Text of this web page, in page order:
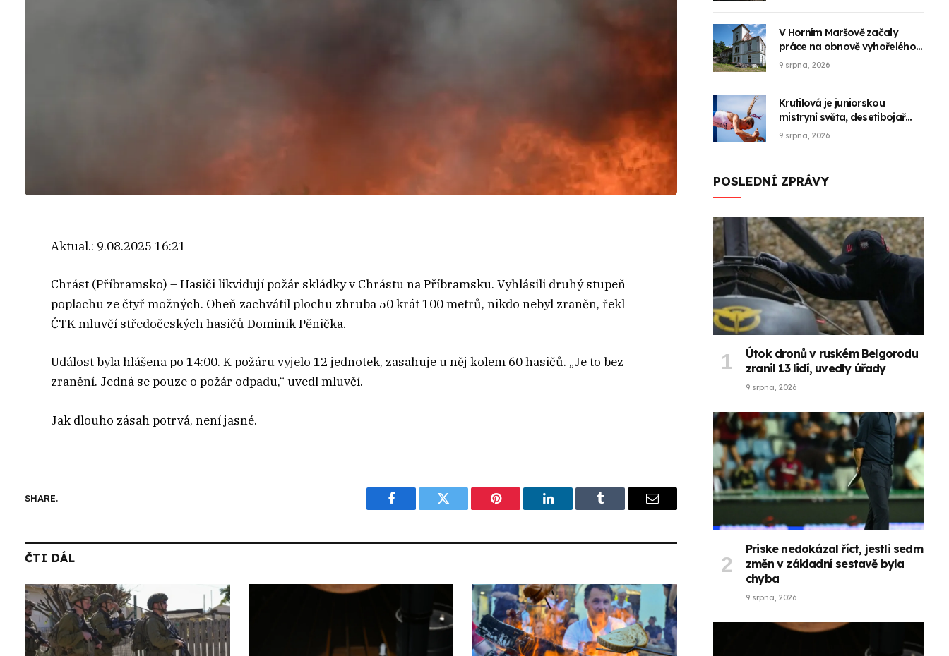
Aktual.: 9.08.2025 16:21
Chrást (Příbramsko) – Hasiči likvidují požár skládky v Chrástu na Příbramsku. Vyhlásili druhý stupeň
poplachu ze čtyř možných. Oheň zachvátil plochu zhruba 50 krát 100 metrů, nikdo nebyl zraněn, řekl
ČTK mluvčí středočeských hasičů Dominik Pěnička.
Událost byla hlášena po 14:00. K požáru vyjelo 12 jednotek, zasahuje u něj kolem 60 hasičů. „Je to bez
zranění. Jedná se pouze o požár odpadu,“ uvedl mluvčí.
Jak dlouho zásah potrvá, není jasné.
SHARE.
Facebook Twitter Pinterest LinkedIn Tumblr Email
ČTI DÁL
V Horním Maršově začaly
práce na obnově vyhořelého
zámku
9 srpna, 2026
Krutilová je juniorskou
mistryní světa, desetibojař
Juliš má bronz
9 srpna, 2026
POSLEDNÍ ZPRÁVY
Útok dronů v ruském Belgorodu
zranil 13 lidí, uvedly úřady
9 srpna, 2026
Priske nedokázal říct, jestli sedm
změn v základní sestavě byla
chyba
9 srpna, 2026